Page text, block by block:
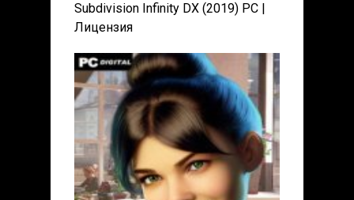
Subdivision Infinity DX (2019) PC |
Лицензия